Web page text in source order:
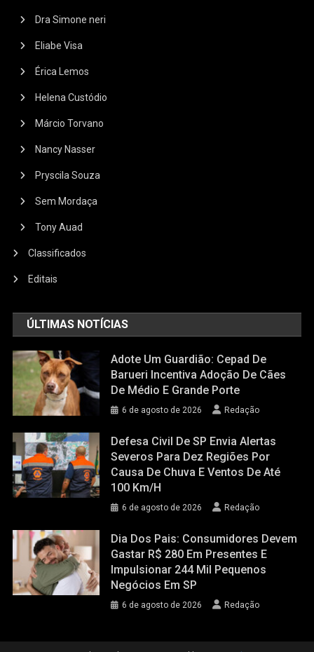
Dra Simone neri
Eliabe Visa
Érica Lemos
Helena Custódio
Márcio Torvano
Nancy Nasser
Pryscila Souza
Sem Mordaça
Tony Auad
Classificados
Editais
ÚLTIMAS NOTÍCIAS
Adote Um Guardião: Cepad De
Barueri Incentiva Adoção De Cães
De Médio E Grande Porte
6 de agosto de 2026 Redação
Defesa Civil De SP Envia Alertas
Severos Para Dez Regiões Por
Causa De Chuva E Ventos De Até
100 Km/h
6 de agosto de 2026 Redação
Dia Dos Pais: Consumidores Devem
Gastar R$ 280 Em Presentes E
Impulsionar 244 Mil Pequenos
Negócios Em SP
6 de agosto de 2026 Redação